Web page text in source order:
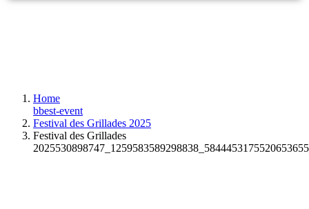
Home
bbest-event
Festival des Grillades 2025
Festival des Grillades